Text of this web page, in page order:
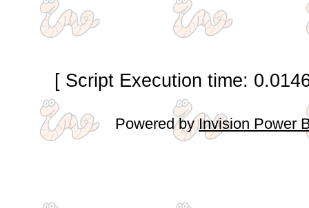
[ Script Execution time:
Powered byInvision Power